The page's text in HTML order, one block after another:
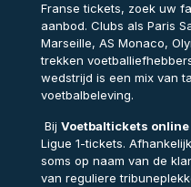
Franse tickets, zoek uw
aanbod. Clubs als Paris
Marseille, AS Monaco,
trekken
wedstrijd is een mix van
voetbalbeleving.
Bij Voetbaltickets online
Ligue 1-tickets.
soms op naam van de
van reguliere